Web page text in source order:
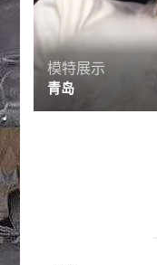
模特展示
青岛